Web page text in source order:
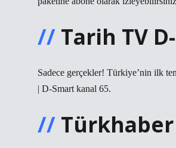
Tarih TV
Sadece gerçekler! Türkiye’nin ilk
| D-Smart kanal 65.
Türkhaber